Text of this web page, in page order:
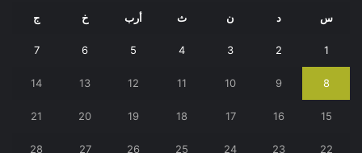
س د ن ث أرب خ ج
1
2
3
4
5
6
7
8
9
10
11
12
13
14
15
16
17
18
19
20
21
22
23
24
25
26
27
28